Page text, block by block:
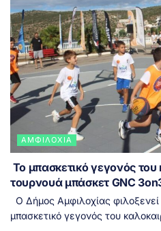
ΑΜΦΙΛΟΧΊΑ
Το μπασκετικό γεγονός του
τουρνουά μπάσκετ GNC
Ο Δήμος Αμφιλοχίας φιλοξενεί
μπασκετικό γεγονός του